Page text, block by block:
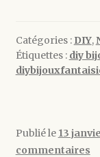
Catégories : DIY,
Étiquettes : diy
Publié le 13
commentaires